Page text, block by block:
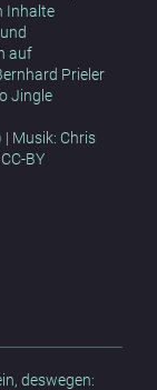
Inhalte
auf
Prieler
Jingle
Musik: Chris
BY
deswegen: